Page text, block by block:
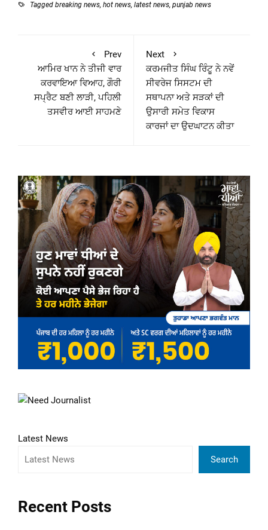
Tagged breaking news, hot news, latest news, punjab news
Prev
ਆਮਿਰ ਖਾਨ ਨੇ ਤੀਜੀ ਵਾਰ
ਕਰਵਾਇਆ ਵਿਆਹ, ਗੌਰੀ
ਸਪ੍ਰੈਟ ਬਣੀ ਲਾੜੀ, ਪਹਿਲੀ
ਤਸਵੀਰ ਆਈ ਸਾਹਮਣੇ
Next
ਕਰਮਜੀਤ ਸਿੰਘ ਰਿੰਟੂ ਨੇ ਨਵੇਂ
ਸੀਵਰੇਜ ਸਿਸਟਮ ਦੀ
ਸਥਾਪਨਾ ਅਤੇ ਸੜਕਾਂ ਦੀ
ਉਸਾਰੀ ਸਮੇਤ ਵਿਕਾਸ
ਕਾਰਜਾਂ ਦਾ ਉਦਘਾਟਨ ਕੀਤਾ
Latest News
Search
Recent Posts